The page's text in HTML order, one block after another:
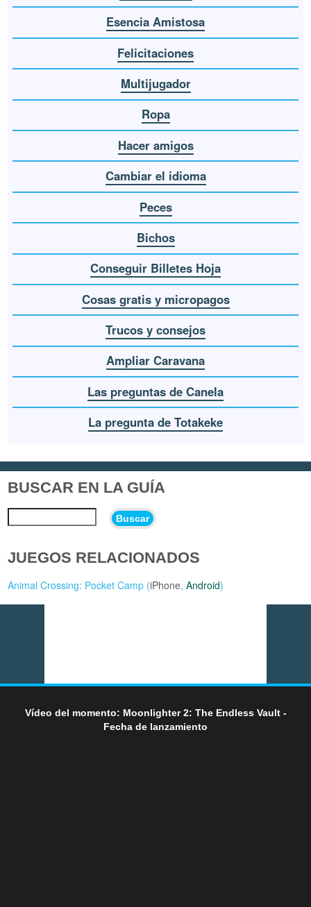
Esencia Amistosa
Felicitaciones
Multijugador
Ropa
Hacer amigos
Cambiar el idioma
Peces
Bichos
Conseguir Billetes Hoja
Cosas gratis y micropagos
Trucos y consejos
Ampliar Caravana
Las preguntas de Canela
La pregunta de Totakeke
BUSCAR EN LA GUÍA
Buscar
JUEGOS RELACIONADOS
Animal Crossing: Pocket Camp (iPhone,Android)
Vídeo del momento: Moonlighter 2: The Endless Vault -
Fecha de lanzamiento